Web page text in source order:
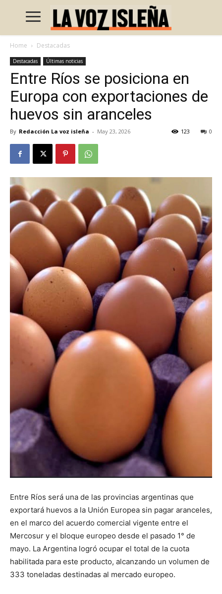
Home Destacadas
Destacadas Últimas noticias
Entre Ríos se posiciona en
Europa con exportaciones de
huevos sin aranceles
By Redacción La voz isleña - May 23, 2026 0
123
Entre Ríos será una de las provincias argentinas que
exportará huevos a la Unión Europea sin pagar aranceles,
en el marco del acuerdo comercial vigente entre el
Mercosur y el bloque europeo desde el pasado 1° de
mayo. La Argentina logró ocupar el total de la cuota
habilitada para este producto, alcanzando un volumen de
333 toneladas destinadas al mercado europeo.